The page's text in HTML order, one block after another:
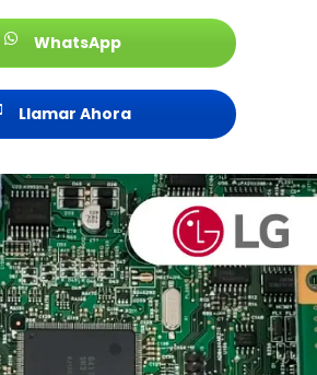
WhatsApp
Llamar Ahora